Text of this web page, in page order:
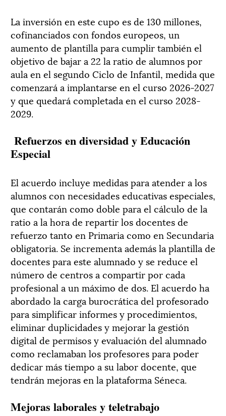
La inversión en este cupo es de 130 millones,
cofinanciados con fondos europeos, un
aumento de plantilla para cumplir también el
objetivo de bajar a 22 la ratio de alumnos por
aula en el segundo Ciclo de Infantil, medida que
comenzará a implantarse en el curso 2026-2027
y que quedará completada en el curso 2028-
2029.
Refuerzos en diversidad y Educación
Especial
El acuerdo incluye medidas para atender a los
alumnos con necesidades educativas especiales,
que contarán como doble para el cálculo de la
ratio a la hora de repartir los docentes de
refuerzo tanto en Primaria como en Secundaria
obligatoria. Se incrementa además la plantilla de
docentes para este alumnado y se reduce el
número de centros a compartir por cada
profesional a un máximo de dos. El acuerdo ha
abordado la carga burocrática del profesorado
para simplificar informes y procedimientos,
eliminar duplicidades y mejorar la gestión
digital de permisos y evaluación del alumnado
como reclamaban los profesores para poder
dedicar más tiempo a su labor docente, que
tendrán mejoras en la plataforma Séneca.
Mejoras laborales y teletrabajo